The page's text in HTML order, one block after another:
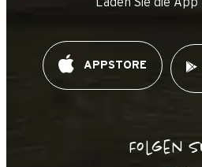
APPSTORE
Folgen